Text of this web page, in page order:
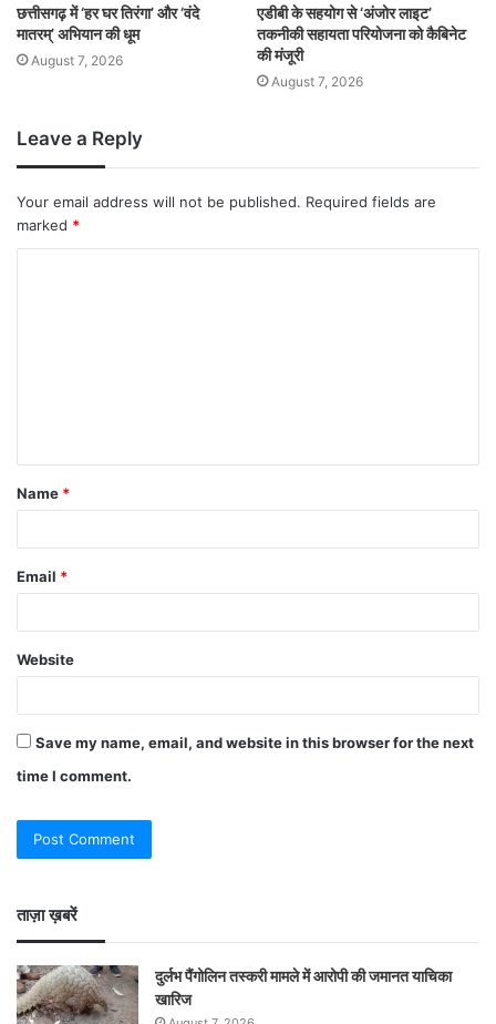
छत्तीसगढ़ में ‘हर घर तिरंगा’ और ‘वंदे
मातरम्’ अभियान की धूम
August 7, 2026
एडीबी के सहयोग से ‘अंजोर लाइट’
तकनीकी सहायता परियोजना को कैबिनेट
की मंजूरी
August 7, 2026
Leave a Reply
Your email address will not be published. Required fields are
marked *
Name *
Email *
Website
Save my name, email, and website in this browser for the next
time I comment.
ताज़ा ख़बरें
दुर्लभ पैंगोलिन तस्करी मामले में आरोपी की जमानत याचिका
खारिज